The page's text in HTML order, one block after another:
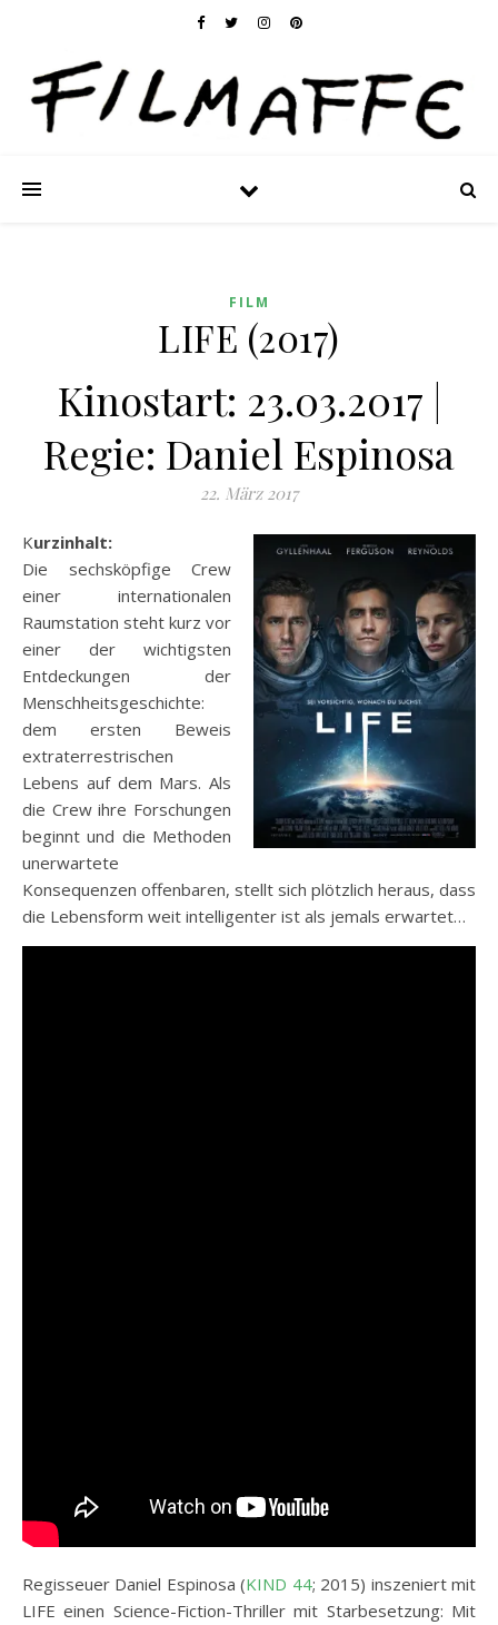
FILM
LIFE (2017)
Kinostart: 23.03.2017 |
Regie: Daniel Espinosa
22. März 2017
Kurzinhalt:
Die sechsköpfige Crew
einer internationalen
Raumstation steht kurz vor
einer der wichtigsten
Entdeckungen der
Menschheitsgeschichte:
dem ersten Beweis
extraterrestrischen
Lebens auf dem Mars. Als
die Crew ihre Forschungen
beginnt und die Methoden
unerwartete
Konsequenzen offenbaren, stellt sich plötzlich heraus, dass
die Lebensform weit intelligenter ist als jemals erwartet…
Regisseuer Daniel Espinosa (KIND 44; 2015) inszeniert mit
LIFE einen Science-Fiction-Thriller mit Starbesetzung: Mit